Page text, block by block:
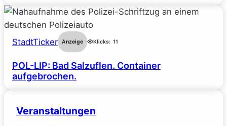
StadtTicker Anzeige Klicks: 11
POL-LIP: Bad Salzuflen. Container
aufgebrochen.
Veranstaltungen